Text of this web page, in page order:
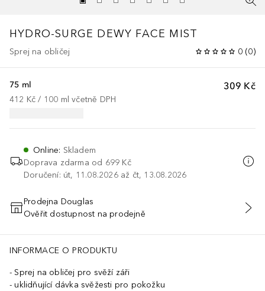
HYDRO-SURGE DEWY FACE MIST
Sprej na obličej 0 (0)
309 Kč
75 ml
412 Kč / 100 ml včetně DPH
Online: Skladem
Doprava zdarma od 699 Kč
Doručení: út, 11.08.2026 až čt, 13.08.2026
PŘIDAT DO KOŠÍKU
Prodejna Douglas
Ověřit dostupnost na prodejně
INFORMACE O PRODUKTU
Sprej na obličej pro svěží záři
uklidňující dávka svěžesti pro pokožku